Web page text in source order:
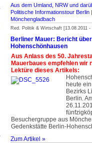
Aus dem Umland, NRW und
Politische Informationstour Berlin
Mönchengladbach
Red. Politik & Wirtschaft [13.08.2011 -
Berliner Mauer: Bericht
Hohenschönhausen
Aus Anlass des 50.
Mauerbaues empfehlen wir
Lektüre dieses Artikels:
heute
Bezirks
Berlin.
Besuchergruppe aus
Gedenkstätte Berlin-
Zum Artikel »